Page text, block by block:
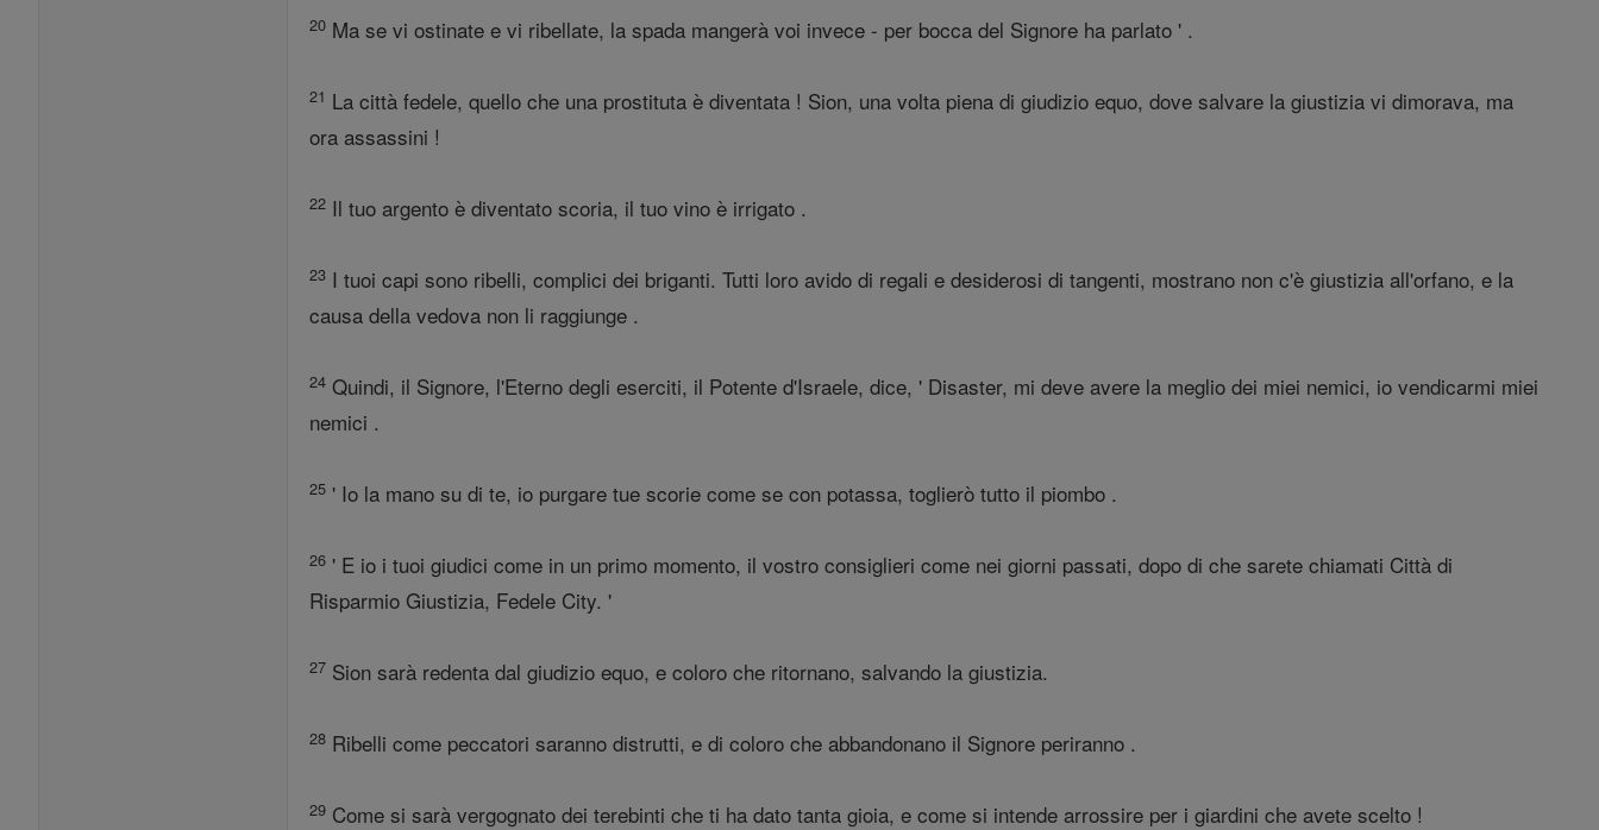
20 Ma se vi ostinate e vi ribellate, la spada mangerà voi invece - per bocca del Signore ha parlato ' .
21 La città fedele, quello che una prostituta è diventata ! Sion, una volta piena di giudizio equo, dove salvare la giustizia vi dimorava, ma
ora assassini !
22 Il tuo argento è diventato scoria, il tuo vino è irrigato .
23 I tuoi capi sono ribelli, complici dei briganti. Tutti loro avido di regali e desiderosi di tangenti, mostrano non c'è giustizia all'orfano, e la
causa della vedova non li raggiunge .
24 Quindi, il Signore, l'Eterno degli eserciti, il Potente d'Israele, dice, ' Disaster, mi deve avere la meglio dei miei nemici, io vendicarmi miei
nemici .
25 ' Io la mano su di te, io purgare tue scorie come se con potassa, toglierò tutto il piombo .
26 ' E io i tuoi giudici come in un primo momento, il vostro consiglieri come nei giorni passati, dopo di che sarete chiamati Città di
Risparmio Giustizia, Fedele City. '
27 Sion sarà redenta dal giudizio equo, e coloro che ritornano, salvando la giustizia.
28 Ribelli come peccatori saranno distrutti, e di coloro che abbandonano il Signore periranno .
29 Come si sarà vergognato dei terebinti che ti ha dato tanta gioia, e come si intende arrossire per i giardini che avete scelto !